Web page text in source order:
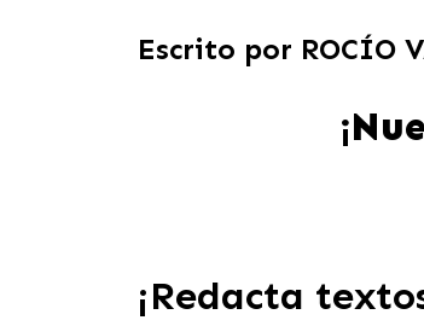
Escrito por ROCÍO
¡Redacta